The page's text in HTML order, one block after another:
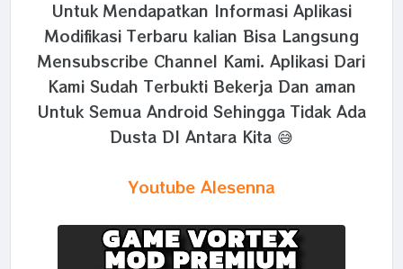
Untuk Mendapatkan Informasi Aplikasi
Modifikasi Terbaru kalian Bisa Langsung
Mensubscribe Channel Kami. Aplikasi Dari
Kami Sudah Terbukti Bekerja Dan aman
Untuk Semua Android Sehingga Tidak Ada
Dusta DI Antara Kita 😅
Youtube Alesenna